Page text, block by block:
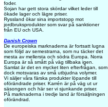
foder.
Sojan har gett stora skördar vilket leder till
ökade lager och lägre priser.
Ryssland ökar sina importstopp mot
jordbruksprodukter som svar på sanktioner
från EU och USA.
Danish Crown
De europeiska marknaderna är fortsatt lugna
som följd av semestrarna, som nu täcker det
mesta av mellersta och södra Europa. Norra
Europa är så smått på väg tillbaka igen.
Samlat är det en mycket liten efterfrågan, som
dock motsvaras av små utbjudna volymer.
Vi säljer våra färska produkter löpande till
oförändrade priser. Karrén är på väg ut ur
säsongen och här ser vi sjunkande priser.
På marknaderna i tredje land är försäljningen
oförändrad.